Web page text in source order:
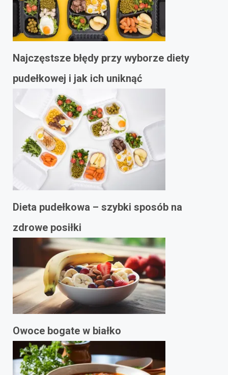
Najczęstsze błędy przy wyborze diety
pudełkowej i jak ich uniknąć
Dieta pudełkowa – szybki sposób na
zdrowe posiłki
Owoce bogate w białko